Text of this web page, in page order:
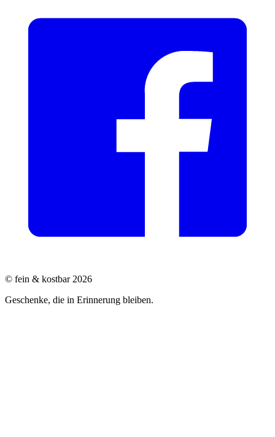
© fein & kostbar 2026
Geschenke, die in Erinnerung bleiben.